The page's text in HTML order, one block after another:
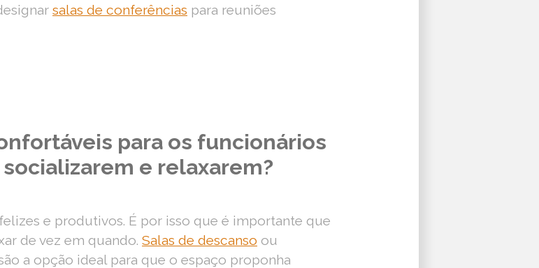
salas de conferências para reuniões
​​para os funcionários
e relaxarem?
e produtivos. É por isso que é importante que
de vez em quando. Salas de descanso ou
a opção ideal para que o espaço proponha